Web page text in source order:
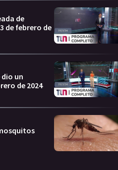
de
de febrero de
dio un
de 2024